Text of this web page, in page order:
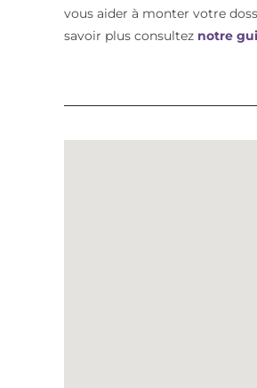
vous aider à monter votre
savoir plus consulteznotre